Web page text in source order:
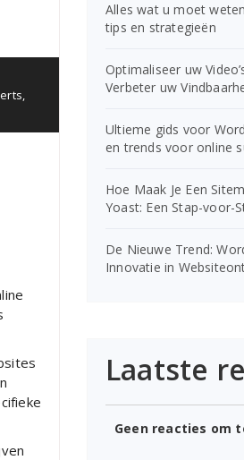
,
Alles wat u moet
tips en strategieën
Optimaliseer uw
Verbeter uw
Ultieme gids voor
en trends voor online
Hoe Maak Je Een
Yoast: Een Stap-voor-
De Nieuwe Trend:
Innovatie in
Laatste
Geen reacties om